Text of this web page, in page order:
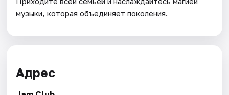
музыки, которая объединяет поколения.
Адрес